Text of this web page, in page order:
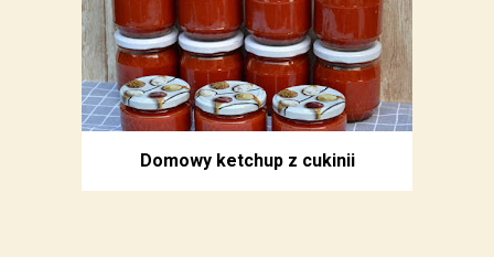
Domowy ketchup z cukinii